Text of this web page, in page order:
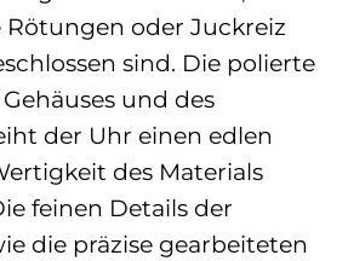
Rötungen oder Juckreiz
sind. Die polierte
und des
der Uhr einen edlen
des Materials
feinen Details der
die präzise gearbeiteten